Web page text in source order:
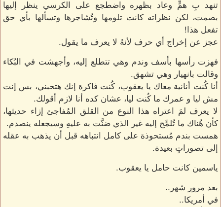
تنهد بِ همٍّ وعاد بظهره واضطجع على الكرسي ينظر إليها
بصمت، لكن نظراته كانت تلومها وتُشاجرها وتسألها بأي حق
تفعل هذا!
عجز عن إخراج أي حرف لأنهُ لا يعرف ما يقول.
فهزت رأسها بأسف وندم وهي تتطلع إليه، وأجهشت في البُكاء
وقالت بانهيار وهي تشهق.
أنا كُنت أنانية معاك يا يعقوب، كُنت فاكرة إنك هتحبني، بس إنت
مش ليا و عمرك ما كُنت ليا، عشان كده أنا لازم أقولك.
لا يعرف لمَ اعتراه هذا النوع من القلق المُفاجئ إزاء حديثها،
كأن هُناك ما تُلمِّح إليه غير الذي ضنَّت به عليهِ وسيجعله ينصدم.
همست بندم مُستحوذة على كامل انتباهه قبل أن يذهب به عقله
إلى تصوراتٍ بعيدة.
ياسمين كانت حامل يا يعقوب.
بعد مرور شهر..
في أمريكا..